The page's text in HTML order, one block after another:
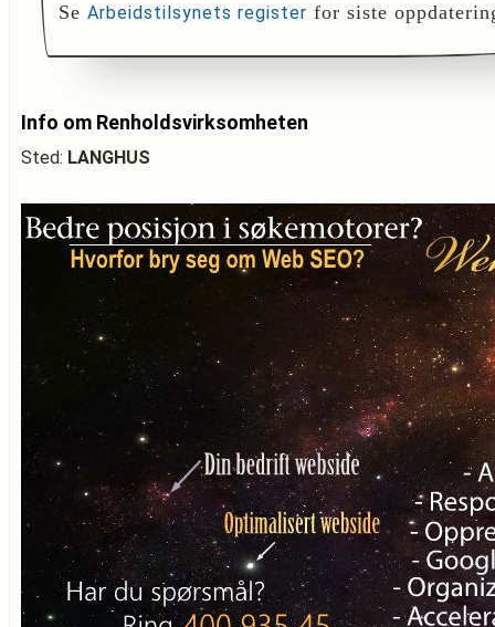
Se Arbeidstilsynets register for siste
Info om Renholdsvirksomheten
Sted: LANGHUS